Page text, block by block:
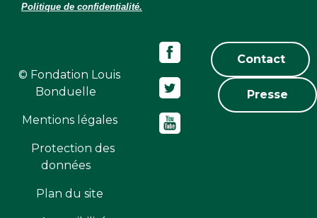
Politique de confidentialité.
© Fondation Louis
Bonduelle
Mentions légales
Protection des
données
Plan du site
Contact
Presse